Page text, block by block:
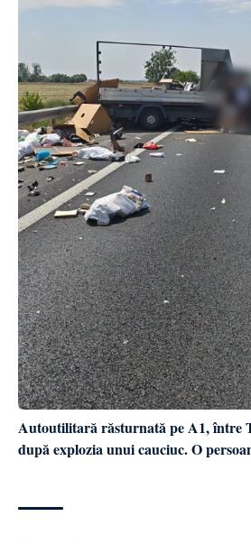
Autoutilitară răsturnată pe A1, între
după explozia unui cauciuc. O